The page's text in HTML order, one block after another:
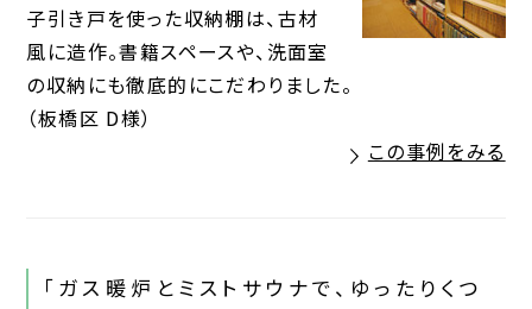
子引き戸を使った収納棚は、古材
風に造作。書籍スペースや、洗面室
の収納にも徹底的にこだわりました。
（板橋区 D様）
この事例をみる
「ガス暖炉とミストサウナで、ゆったりくつ